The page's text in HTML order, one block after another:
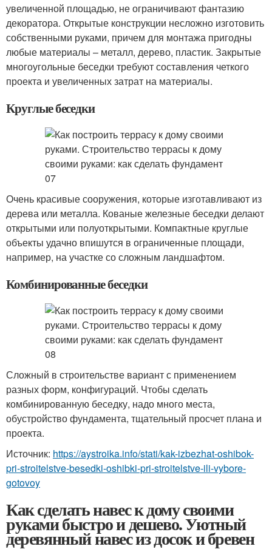
увеличенной площадью, не ограничивают фантазию
декоратора. Открытые конструкции несложно изготовить
собственными руками, причем для монтажа пригодны
любые материалы – металл, дерево, пластик. Закрытые
многоугольные беседки требуют составления четкого
проекта и увеличенных затрат на материалы.
Круглые беседки
Очень красивые сооружения, которые изготавливают из
дерева или металла. Кованые железные беседки делают
открытыми или полуоткрытыми. Компактные круглые
объекты удачно впишутся в ограниченные площади,
например, на участке со сложным ландшафтом.
Комбинированные беседки
Сложный в строительстве вариант с применением
разных форм, конфигураций. Чтобы сделать
комбинированную беседку, надо много места,
обустройство фундамента, тщательный просчет плана и
проекта.
Источник: https://aystroika.info/stati/kak-izbezhat-oshibok-
pri-stroitelstve-besedki-oshibki-pri-stroitelstve-ili-vybore-
gotovoy
Как сделать навес к дому своими
руками быстро и дешево. Уютный
деревянный навес из досок и бревен